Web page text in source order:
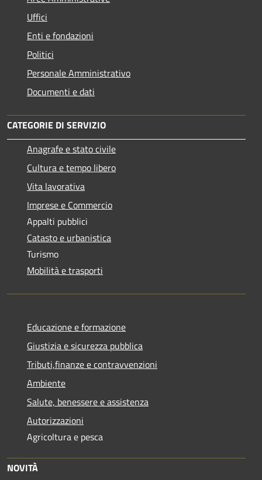
Uffici
Enti e fondazioni
Politici
Personale Amministrativo
Documenti e dati
CATEGORIE DI SERVIZIO
Anagrafe e stato civile
Cultura e tempo libero
Vita lavorativa
Imprese e Commercio
Appalti pubblici
Catasto e urbanistica
Turismo
Mobilità e trasporti
Educazione e formazione
Giustizia e sicurezza pubblica
Tributi,finanze e contravvenzioni
Ambiente
Salute, benessere e assistenza
Autorizzazioni
Agricoltura e pesca
NOVITÀ